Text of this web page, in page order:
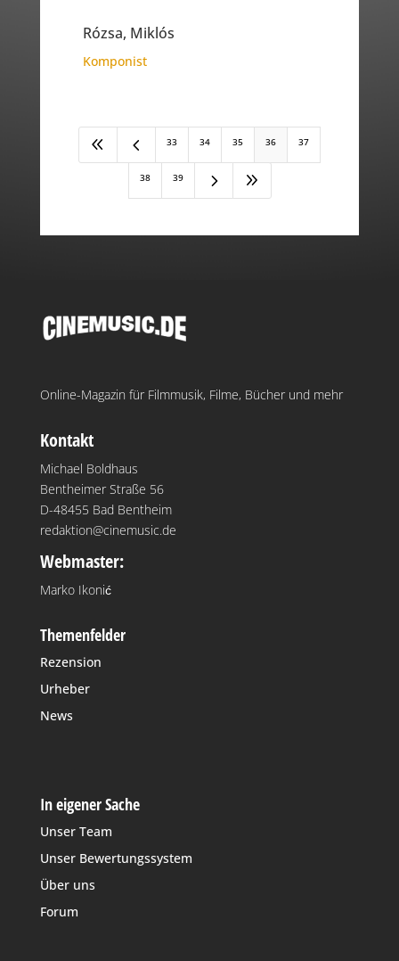
Rózsa, Miklós
Komponist
8 4 33 34 35 36 37
38 39 5 9
Online-Magazin für Filmmusik, Filme, Bücher und mehr
Kontakt
Michael Boldhaus
Bentheimer Straße 56
D-48455 Bad Bentheim
redaktion@cinemusic.de
Webmaster:
Marko Ikonić
Themenfelder
Rezension
Urheber
News
In eigener Sache
Unser Team
Unser Bewertungssystem
Über uns
Forum